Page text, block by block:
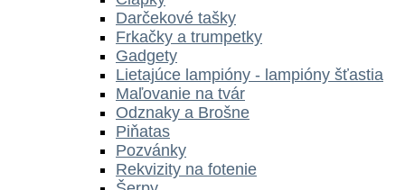
Darčekové tašky
Frkačky a trumpetky
Gadgety
Lietajúce lampióny - lampióny šťastia
Maľovanie na tvár
Odznaky a Brošne
Piňatas
Pozvánky
Rekvizity na fotenie